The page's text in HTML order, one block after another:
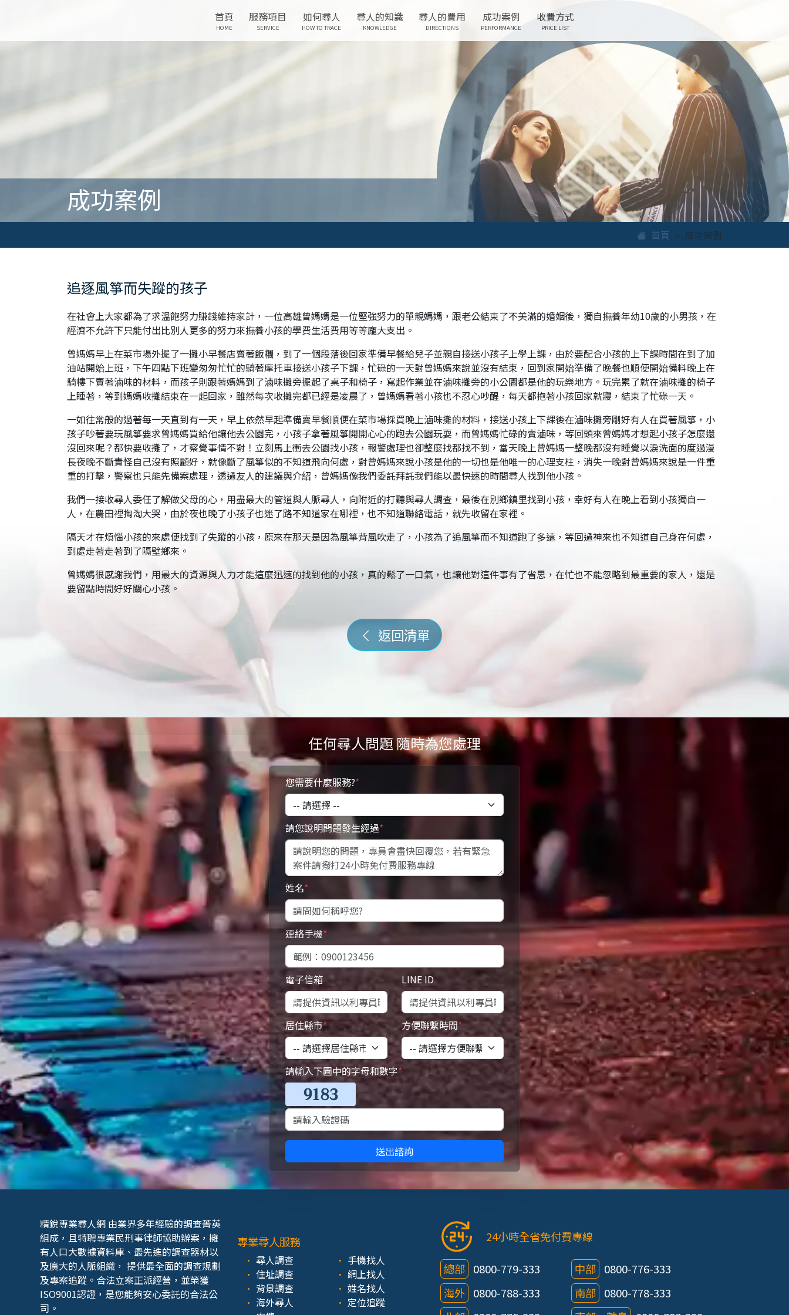
首頁
HOME
服務項目
SERVICE
如何尋人
HOW TO TRACE
尋人的知識
KNOWLEDGE
尋人的費用
DIRECTIONS
成功案例
PERFORMANCE
收費方式
PRICE LIST
成功案例
首頁 成功案例
追逐風箏而失蹤的孩子
在社會上大家都為了求溫飽努力賺錢維持家計，一位高雄曾媽媽是一位堅強努力的單親媽媽，跟老公結束了不美滿的婚姻後，獨自撫養年幼10歲的小男孩，在
經濟不允許下只能付出比別人更多的努力來撫養小孩的學費生活費用等等龐大支出。
曾媽媽早上在菜市場外擺了一攤小早餐店賣著飯糰，到了一個段落後回家準備早餐給兒子並親自接送小孩子上學上課，由於要配合小孩的上下課時間在到了加
油站開始上班，下午四點下班變匆匆忙忙的騎著摩托車接送小孩子下課，忙碌的一天對曾媽媽來說並沒有結束，回到家開始準備了晚餐也順便開始備料晚上在
騎樓下賣著滷味的材料，而孩子則跟著媽媽到了滷味攤旁擺起了桌子和椅子，寫起作業並在滷味攤旁的小公園都是他的玩樂地方。玩完累了就在滷味攤的椅子
上睡著，等到媽媽收攤結束在一起回家，雖然每次收攤完都已經是凌晨了，曾媽媽看著小孩也不忍心吵醒，每天都抱著小孩回家就寢，結束了忙碌一天。
一如往常般的過著每一天直到有一天，早上依然早起準備賣早餐順便在菜市場採買晚上滷味攤的材料，接送小孩上下課後在滷味攤旁剛好有人在買著風箏，小
孩子吵著要玩風箏要求曾媽媽買給他讓他去公園完，小孩子拿著風箏開開心心的跑去公園玩耍，而曾媽媽忙碌的賣滷味，等回頭來曾媽媽才想起小孩子怎麼還
沒回來呢？都快要收攤了，才察覺事情不對！立刻馬上衝去公園找小孩，報警處理也卻整麼找都找不到，當天晚上曾媽媽一整晚都沒有睡覺以淚洗面的度過漫
長夜晚不斷責怪自己沒有照顧好，就像斷了風箏似的不知道飛向何處，對曾媽媽來說小孩是他的一切也是他唯一的心理支柱，消失一晚對曾媽媽來說是一件重
重的打擊，警察也只能先備案處理，透過友人的建議與介紹，曾媽媽像我們委託拜託我們能以最快速的時間尋人找到他小孩。
我們一接收尋人委任了解做父母的心，用盡最大的管道與人脈尋人，向附近的打聽與尋人調查，最後在別鄉鎮里找到小孩，幸好有人在晚上看到小孩獨自一
人，在農田裡掏淘大哭，由於夜也晚了小孩子也迷了路不知道家在哪裡，也不知道聯絡電話，就先收留在家裡。
隔天才在煩惱小孩的來處便找到了失蹤的小孩，原來在那天是因為風箏背風吹走了，小孩為了追風箏而不知道跑了多遠，等回過神來也不知道自己身在何處，
到處走著走著到了隔壁鄉來。
曾媽媽很感謝我們，用最大的資源與人力才能這麼迅速的找到他的小孩，真的鬆了一口氣，也讓他對這件事有了省思，在忙也不能忽略到最重要的家人，還是
要留點時間好好關心小孩。
返回清單
任何尋人問題 隨時為您處理
您需要什麼服務?*
請您說明問題發生經過*
姓名*
連絡手機*
電子信箱 LINE ID
居住縣市* 方便聯繫時間*
請輸入下圖中的字母和數字*
送出諮詢
精銳專業尋人網 由業界多年經驗的調查菁英
組成，且特聘專業民刑事律師協助辦案，擁
有人口大數據資料庫、最先進的調查器材以
及廣大的人脈組織， 提供最全面的調查規劃
及專案追蹤。合法立案正派經營，並榮獲
ISO9001認證，是您能夠安心委託的合法公
司。
專業尋人服務
尋人調查
住址調查
背景調查
海外尋人
手機找人
網上找人
姓名找人
定位追蹤
24小時全省免付費專線
總部 0800-779-333
海外 0800-788-333
中部 0800-776-333
南部 0800-778-333